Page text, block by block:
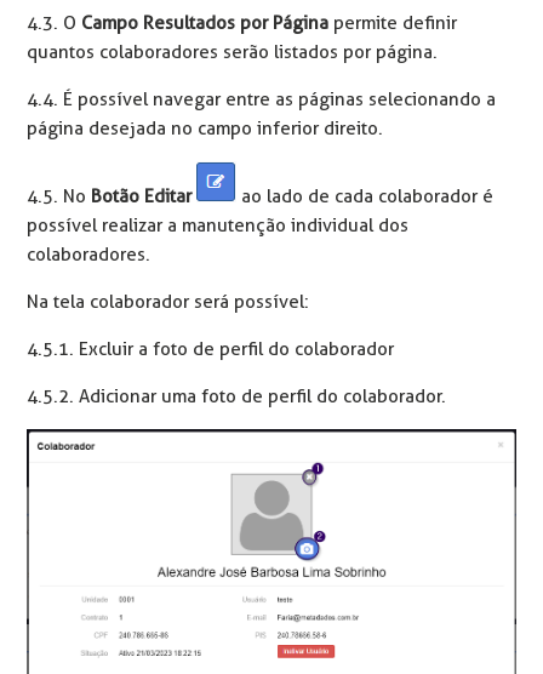
4.3. O Campo Resultados por Página permite definir
quantos colaboradores serão listados por página.
4.4. É possível navegar entre as páginas selecionando a
página desejada no campo inferior direito.
4.5. No Botão Editar
ao lado de cada colaborador é
possível realizar a manutenção individual dos
colaboradores.
Na tela colaborador será possível:
4.5.1. Excluir a foto de perfil do colaborador
4.5.2. Adicionar uma foto de perfil do colaborador.